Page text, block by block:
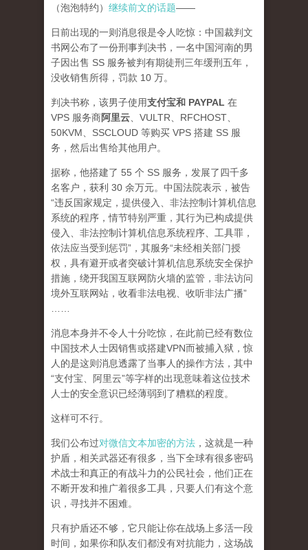
（泡泡特约） 继续前文的话题——
日前出现的一则消息很是令人吃惊：中国裁判文
书网公布了一份刑事判决书，一名中国河南的男
子因出售 SS 服务被判有期徒刑三年缓刑五年，
没收销售所得，罚款 10 万。
判决书称，该男子使用支付宝和 PAYPAL 在
VPS 服务商阿里云 、VULTR、RFCHOST、
50KVM、SSCLOUD 等购买 VPS 搭建 SS 服
务，然后出售给其他用户。
据称，他搭建了 55 个 SS 服务，发展了四千多
名客户，获利 30 余万元。中国法院表示，被告
“违反国家规定，提供侵入、非法控制计算机信息
系统的程序，情节特别严重，其行为已构成提供
侵入、非法控制计算机信息系统程序、工具罪，
依法应当受到惩罚”，其服务“未经相关部门授
权，具有避开或者突破计算机信息系统安全保护
措施，绕开我国互联网防火墙的监管，非法访问
境外互联网站，收看非法电视、收听非法广播”
消息本身并不令人十分吃惊，在此前已经有数位
中国技术人士因销售或搭建VPN而被捕入狱，惊
人的是这则消息透露了当事人的操作方法，其中
“支付宝、阿里云”等字样的出现意味着这位技术
人士的安全意识已经薄弱到了糟糕的程度。
这样可不行。
我们公布过对微信文本加密的方法 ，这就是一种
护盾，相关武器还有很多，当下全球有很多密码
术战士和真正的有战斗力的公民社会，他们正在
不断开发和推广着很多工具，只要人们有这个意
识，寻找并不困难。
只有护盾还不够，它只能让你在战场上多活一段
时间，如果你和队友们都没有对抗能力，这场战